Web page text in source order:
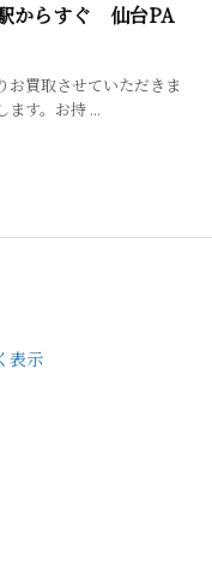
からすぐ 仙台PA
お買取させていただきま
ます。お持 ...
表示